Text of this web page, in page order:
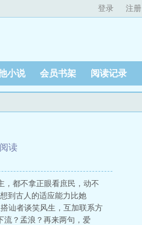
登录 注册
小说 会员书架 阅读记录
读
，都不拿正眼看庶民，动不
到古人的适应能力比她
讪者谈笑风生，互加联系方
？孟浪？再来两句，爱